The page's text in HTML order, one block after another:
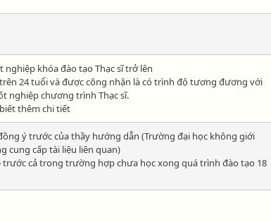
nghiệp khóa đào tạo Thạc sĩ trở lên
24 tuổi và được công nhận là có trình độ tương đương với
nghiệp chương trình Thạc sĩ.
thêm chi tiết
ý trước của thầy hướng dẫn (Trường đại học không giới
cung cấp tài liệu liên quan)
trước cả trong trường hợp chưa học xong quá trình đào tạo 18